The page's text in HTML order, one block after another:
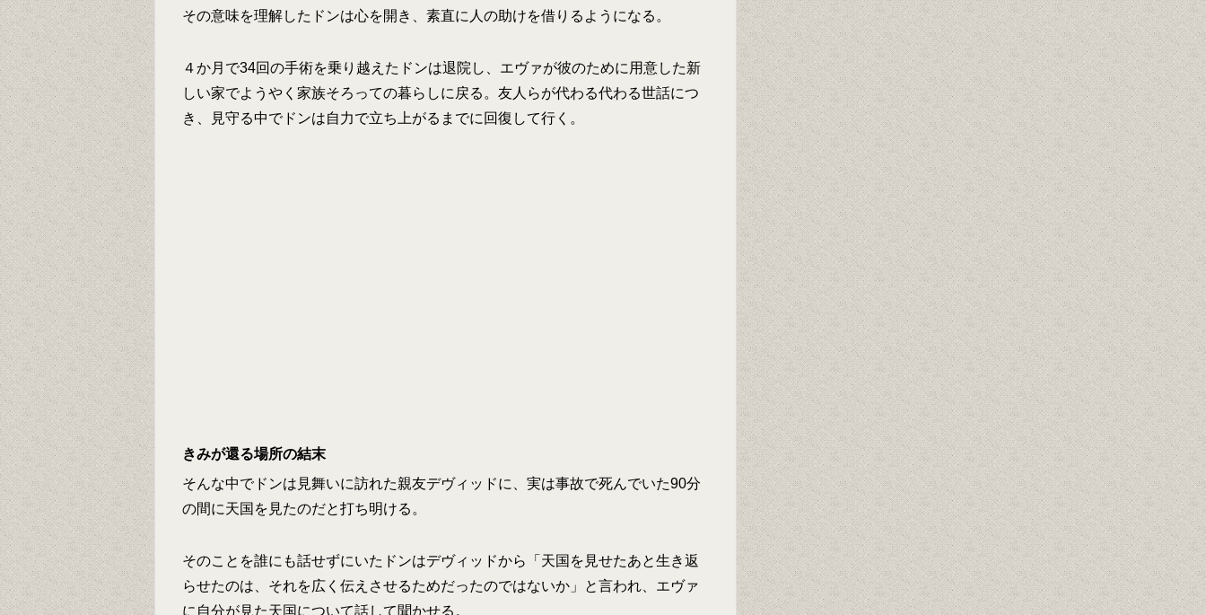
その意味を理解したドンは心を開き、素直に人の助けを借りるようになる。
４か月で34回の手術を乗り越えたドンは退院し、エヴァが彼のために用意した新
しい家でようやく家族そろっての暮らしに戻る。友人らが代わる代わる世話につ
き、見守る中でドンは自力で立ち上がるまでに回復して行く。
きみが還る場所の結末
そんな中でドンは見舞いに訪れた親友デヴィッドに、実は事故で死んでいた90分
の間に天国を見たのだと打ち明ける。
そのことを誰にも話せずにいたドンはデヴィッドから「天国を見せたあと生き返
らせたのは、それを広く伝えさせるためだったのではないか」と言われ、エヴァ
に自分が見た天国について話して聞かせる。